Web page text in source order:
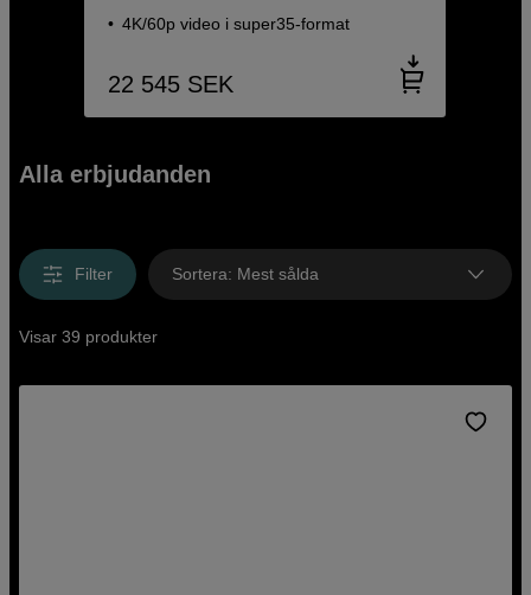
4K/60p video i super35-format
22 545 SEK
Alla erbjudanden
Filter Sortera: Mest sålda
Visar 39 produkter